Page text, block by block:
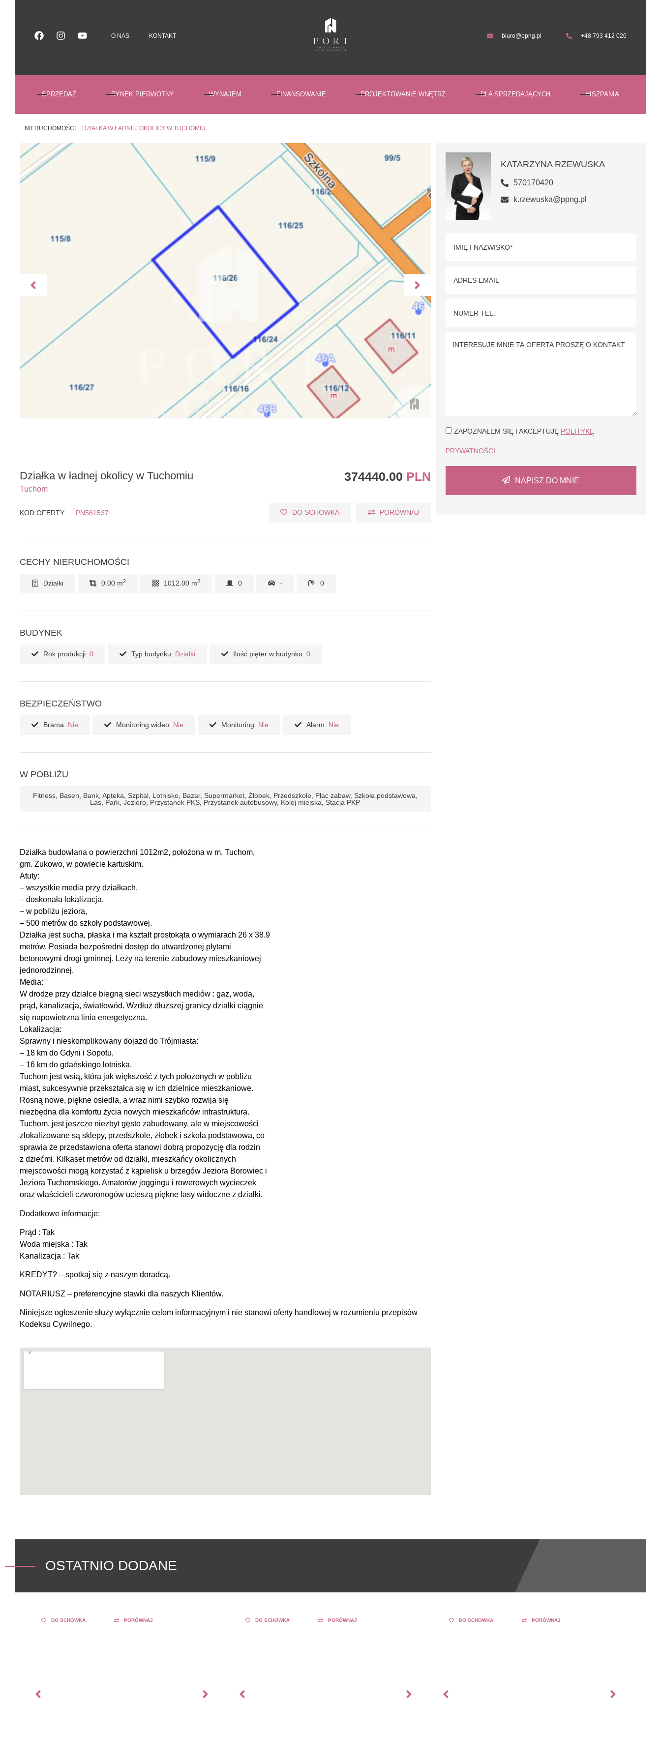
O NAS
KONTAKT biuro@ppng.pl +48 793 412 020
SPRZEDAŻ RYNEK PIERWOTNY WYNAJEM FINANSOWANIE PROJEKTOWANIE WNĘTRZ DLA SPRZEDAJĄCYCH HISZPANIA
NIERUCHOMOŚCI DZIAŁKA W ŁADNEJ OKOLICY W TUCHOMIU
KATARZYNA RZEWUSKA
570170420
k.rzewuska@ppng.pl
ZAPOZNAŁEM SIĘ I AKCEPTUJĘ POLITYKĘ
PRYWATNOŚCI
NAPISZ DO MNIE
Działka w ładnej okolicy w Tuchomiu 374440.00 PLN
Tuchom
KOD OFERTY: PN561537 DO SCHOWKA PORÓWNAJ
CECHY NIERUCHOMOŚCI
Działki 0.00 m2 1012.00 m2 0 - 0
BUDYNEK
Rok produkcji: 0 Typ budynku: Działki Ilość pięter w budynku: 0
BEZPIECZEŃSTWO
Brama: Nie Monitoring wideo: Nie Monitoring: Nie Alarm: Nie
W POBLIŻU
Fitness, Basen, Bank, Apteka, Szpital, Lotnisko, Bazar, Supermarket, Żłobek, Przedszkole, Plac zabaw, Szkoła podstawowa,
Las, Park, Jezioro, Przystanek PKS, Przystanek autobusowy, Kolej miejska, Stacja PKP
Działka budowlana o powierzchni 1012m2, położona w m. Tuchom,
gm. Żukowo, w powiecie kartuskim.
Atuty:
– wszystkie media przy działkach,
– doskonała lokalizacja,
– w pobliżu jeziora,
– 500 metrów do szkoły podstawowej.
Działka jest sucha, płaska i ma kształt prostokąta o wymiarach 26 x 38.9
metrów. Posiada bezpośredni dostęp do utwardzonej płytami
betonowymi drogi gminnej. Leży na terenie zabudowy mieszkaniowej
jednorodzinnej.
Media:
W drodze przy działce biegną sieci wszystkich mediów : gaz, woda,
prąd, kanalizacja, światłowód. Wzdłuż dłuższej granicy działki ciągnie
się napowietrzna linia energetyczna.
Lokalizacja:
Sprawny i nieskomplikowany dojazd do Trójmiasta:
– 18 km do Gdyni i Sopotu,
– 16 km do gdańskiego lotniska.
Tuchom jest wsią, która jak większość z tych położonych w pobliżu
miast, sukcesywnie przekształca się w ich dzielnice mieszkaniowe.
Rosną nowe, piękne osiedla, a wraz nimi szybko rozwija się
niezbędna dla komfortu życia nowych mieszkańców infrastruktura.
Tuchom, jest jeszcze niezbyt gęsto zabudowany, ale w miejscowości
zlokalizowane są sklepy, przedszkole, żłobek i szkoła podstawowa, co
sprawia że przedstawiona oferta stanowi dobrą propozycję dla rodzin
z dziećmi. Kilkaset metrów od działki, mieszkańcy okolicznych
miejscowości mogą korzystać z kąpielisk u brzegów Jeziora Borowiec i
Jeziora Tuchomskiego. Amatorów joggingu i rowerowych wycieczek
oraz właścicieli czworonogów ucieszą piękne lasy widoczne z działki.
Dodatkowe informacje:
Prąd : Tak
Woda miejska : Tak
Kanalizacja : Tak
KREDYT? – spotkaj się z naszym doradcą.
NOTARIUSZ – preferencyjne stawki dla naszych Klientów.
Niniejsze ogłoszenie służy wyłącznie celom informacyjnym i nie stanowi oferty handlowej w rozumieniu przepisów
Kodeksu Cywilnego.
OSTATNIO DODANE
DO SCHOWKA PORÓWNAJ DO SCHOWKA PORÓWNAJ DO SCHOWKA PORÓWNAJ